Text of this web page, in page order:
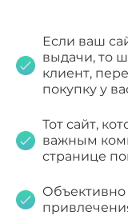
Если ваш
выдачи, то
клиент,
покупку у
Тот сайт,
важным
странице
Объективно